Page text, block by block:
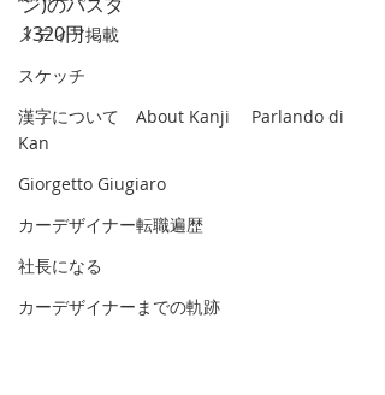
メディア掲載
スケッチ
漢字について About Kanji Parlando di
Kan
Giorgetto Giugiaro
カーデザイナー転職遍歴
社長になる
カーデザイナーまでの軌跡
1320円